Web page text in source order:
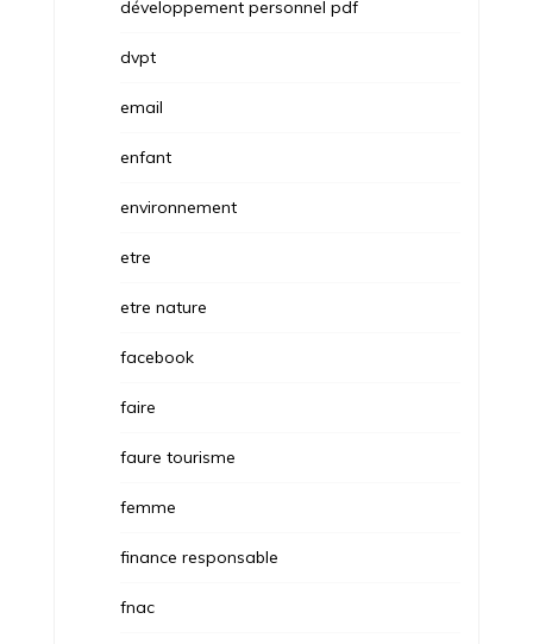
développement personnel pdf
dvpt
email
enfant
environnement
etre
etre nature
facebook
faire
faure tourisme
femme
finance responsable
fnac